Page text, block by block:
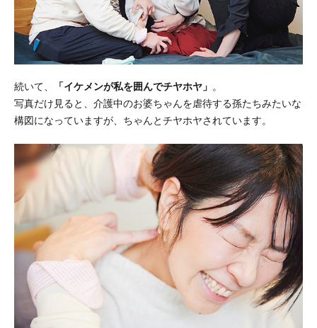
続いて、 「イケメンが私を囲んでチヤホヤ」 。
写真だけ見ると、介護中のお婆ちゃんを虐待する孫たちみたいな
構図になっていますが、ちゃんとチヤホヤされています。